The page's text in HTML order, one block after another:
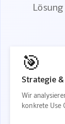
🎯
Strategie
Wir
konkrete Use